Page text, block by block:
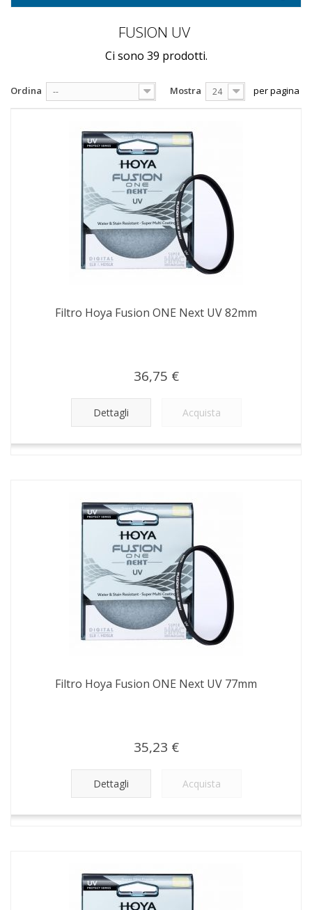
FUSION UV
Ci sono 39 prodotti.
Ordina -- Mostra 24 per pagina
Filtro Hoya Fusion ONE Next UV 82mm
36,75 €
Dettagli Acquista
Filtro Hoya Fusion ONE Next UV 77mm
35,23 €
Dettagli Acquista